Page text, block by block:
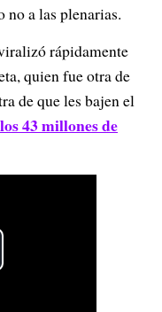
no a las plenarias.
rápidamente
quien fue otra de
de que les bajen el
43 millones de